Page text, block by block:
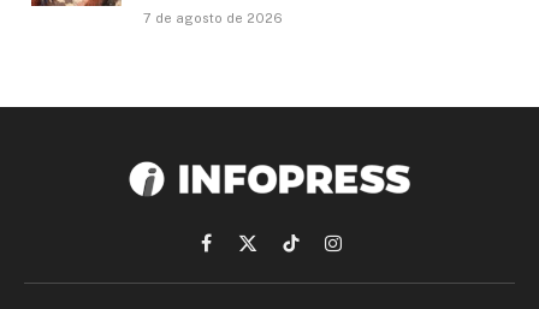
7 de agosto de 2026
Facebook
X
(Twitter)
TikTokInstagram